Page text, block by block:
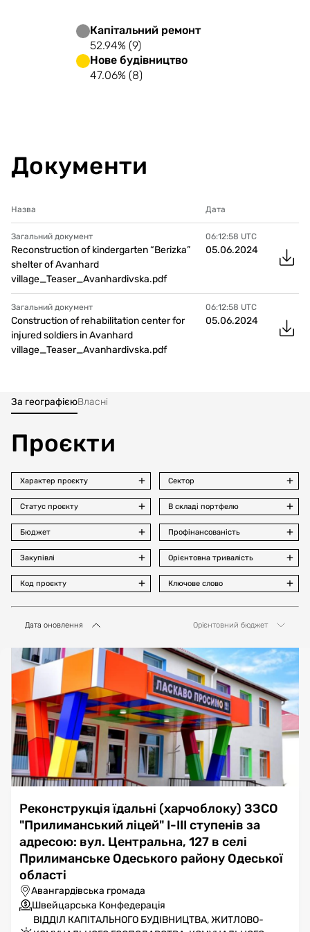
Капітальний ремонт
52.94% (9)
Нове будівництво
47.06% (8)
Документи
Назва Дата
Загальний документ
Reconstruction of kindergarten “Berizka”
shelter of Avanhard
village_Teaser_Avanhardivska.pdf
06:12:58 UTC
05.06.2024
Загальний документ
Construction of rehabilitation center for
injured soldiers in Avanhard
village_Teaser_Avanhardivska.pdf
06:12:58 UTC
05.06.2024
За географієюВласні
Проєкти
Характер проєкту Сектор
Статус проєкту В складі портфелю
Бюджет Профінансованість
Закупівлі Орієнтовна тривалість
Код проєкту Ключове слово
Дата оновлення Орієнтовний бюджет
Реконструкція їдальні (харчоблоку) ЗЗСО
"Прилиманський ліцей" І-ІІІ ступенів за
адресою: вул. Центральна, 127 в селі
Прилиманське Одеського району Одеської
області
Авангардівська громада
Швейцарська Конфедерація
ВІДДІЛ КАПІТАЛЬНОГО БУДІВНИЦТВА, ЖИТЛОВО-